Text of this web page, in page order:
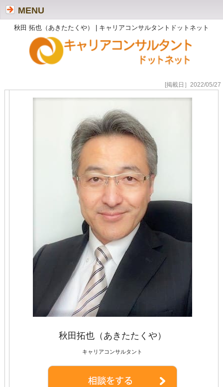
秋田 拓也（あきたたくや） | キャリアコンサルタントドットネット
MENU
[掲載日］2022/05/27
秋田拓也（あきたたくや）
キャリアコンサルタント